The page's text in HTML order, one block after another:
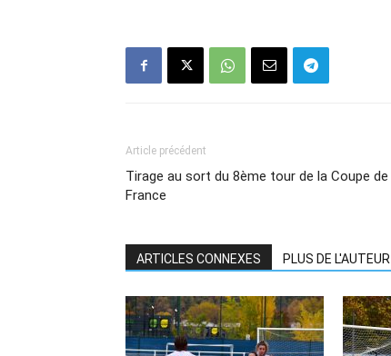
Article précédent
Tirage au sort du 8ème tour de la Coupe de
France
ARTICLES CONNEXES PLUS DE L'AUTEUR